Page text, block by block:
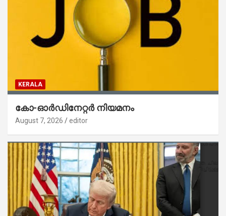
KERALA
കോ-ഓർഡിനേറ്റർ നിയമനം
August 7, 2026 editor